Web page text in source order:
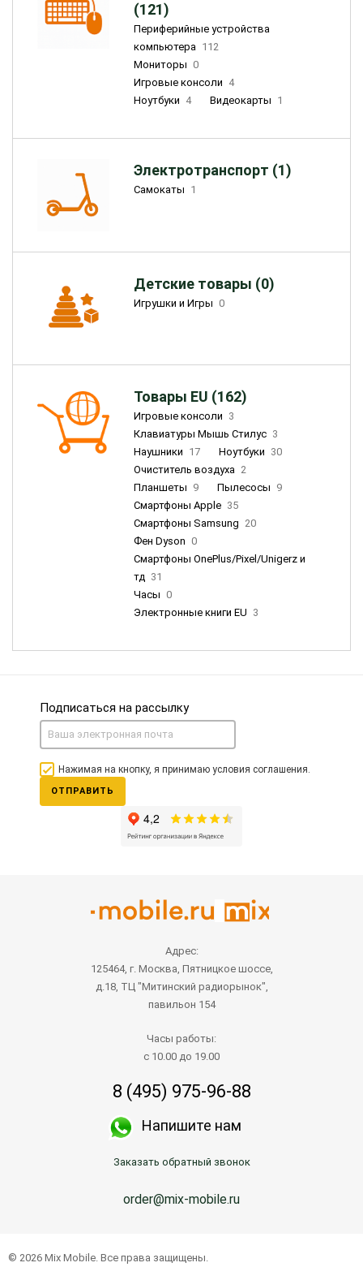
(121)
Периферийные устройства
компьютера 112
Мониторы 0
Игровые консоли 4
Ноутбуки 4 Видеокарты 1
Электротранспорт (1)
Самокаты 1
Детские товары (0)
Игрушки и Игры 0
Товары EU (162)
Игровые консоли 3
Клавиатуры Мышь Стилус 3
Наушники 17 Ноутбуки 30
Очиститель воздуха 2
Планшеты 9 Пылесосы 9
Смартфоны Apple 35
Смартфоны Samsung 20
Фен Dyson 0
Смартфоны OnePlus/Pixel/Unigerz и
тд 31
Часы 0
Электронные книги EU 3
Подписаться на рассылку
Нажимая на кнопку, я принимаю условия соглашения.
ОТПРАВИТЬ
Адрес:
125464, г. Москва, Пятницкое шоссе,
д.18, ТЦ "Митинский радиорынок",
павильон 154
Часы работы:
с 10.00 до 19.00
8 (495) 975-96-88
Напишите нам
Заказать обратный звонок
order@mix-mobile.ru
© 2026 Mix Mobile. Все права защищены.